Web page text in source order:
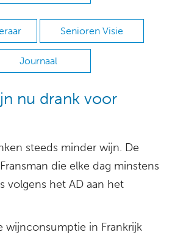
Senioren Visie
Journaal
nu drank voor
steeds minder wijn. De
die elke dag minstens
volgens het AD aan het
wijnconsumptie in Frankrijk